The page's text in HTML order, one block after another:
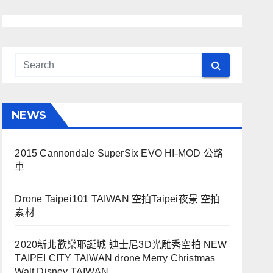
NEWS
2015 Cannondale SuperSix EVO HI-MOD 公路
車
Drone Taipei101 TAIWAN 空拍Taipei夜景 空拍
素材
2020新北歡樂耶誕城 迪士尼3D光雕秀空拍 NEW
TAIPEI CITY TAIWAN drone Merry Christmas